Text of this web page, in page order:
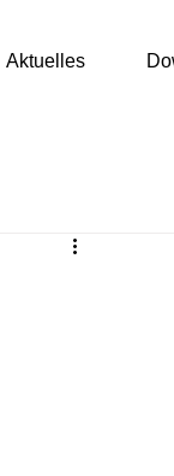
Aktuelles
Neuigkeiten